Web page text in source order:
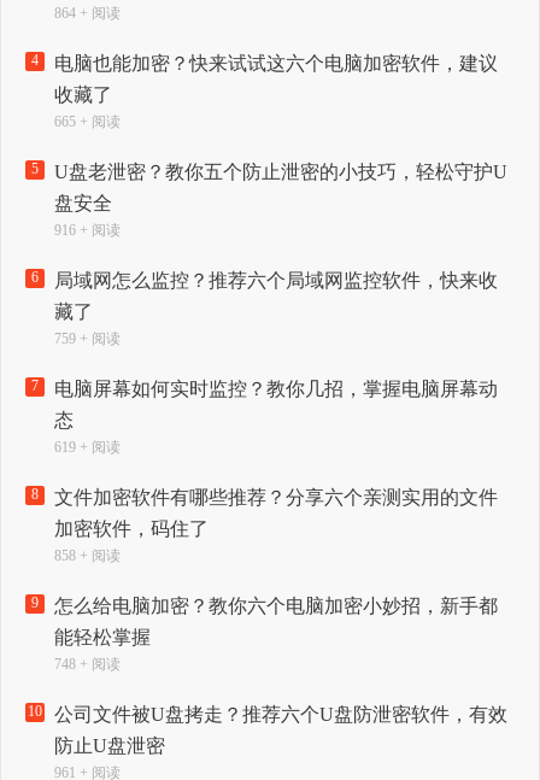
864 + 阅读
4
电脑也能加密？快来试试这六个电脑加密软件，建议
收藏了
665 + 阅读
5
U盘老泄密？教你五个防止泄密的小技巧，轻松守护U
盘安全
916 + 阅读
6
局域网怎么监控？推荐六个局域网监控软件，快来收
藏了
759 + 阅读
7
电脑屏幕如何实时监控？教你几招，掌握电脑屏幕动
态
619 + 阅读
8
文件加密软件有哪些推荐？分享六个亲测实用的文件
加密软件，码住了
858 + 阅读
9
怎么给电脑加密？教你六个电脑加密小妙招，新手都
能轻松掌握
748 + 阅读
10
公司文件被U盘拷走？推荐六个U盘防泄密软件，有效
防止U盘泄密
961 + 阅读